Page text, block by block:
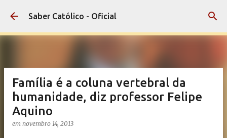
Pular para o conteúdo principal
Saber Católico - Oficial
Família é a coluna vertebral da
humanidade, diz professor Felipe
Aquino
em novembro 14, 2013